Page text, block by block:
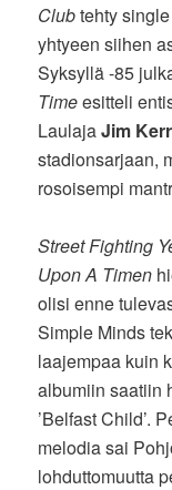
Clubtehty single
yhtyeen siihen
Syksyllä -85
Timeesitteli
LaulajaJim Kerr
stadionsarjaan,
rosoisempi
Street Fighting
Upon A Timen
olisi enne
Simple Minds
laajempaa kuin
albumiin saatiin
’Belfast Child’.
melodia sai
lohduttomuutta